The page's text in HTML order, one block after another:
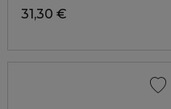
31,30 €